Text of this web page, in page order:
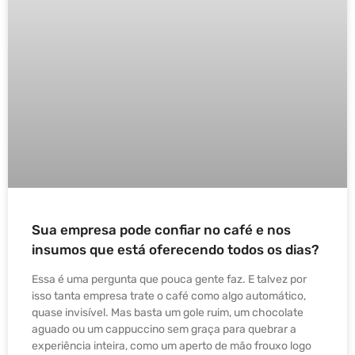
Sua empresa pode confiar no café e nos
insumos que está oferecendo todos os dias?
Essa é uma pergunta que pouca gente faz. E talvez por
isso tanta empresa trate o café como algo automático,
quase invisível. Mas basta um gole ruim, um chocolate
aguado ou um cappuccino sem graça para quebrar a
experiência inteira, como um aperto de mão frouxo logo